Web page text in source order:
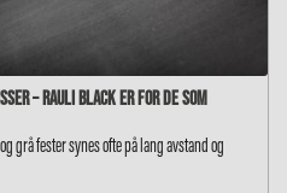
– RAULI BLACK er for de som
grå fester synes ofte på lang avstand og